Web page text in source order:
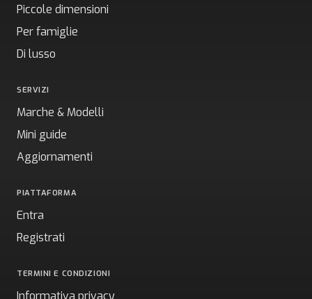
Piccole dimensioni
Per famiglie
Di lusso
SERVIZI
Marche & Modelli
Mini guide
Aggiornamenti
PIATTAFORMA
Entra
Registrati
TERMINI E CONDIZIONI
Informativa privacy